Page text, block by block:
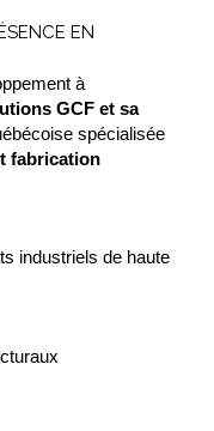
EN
à
GCF et sa
spécialisée
fabrication
industriels de haute